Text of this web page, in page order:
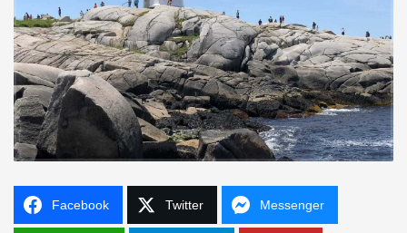
Facebook Twitter Messenger